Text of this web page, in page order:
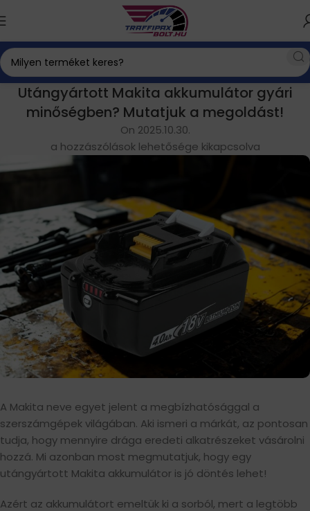
Utángyártott Makita akkumulátor gyári
minőségben? Mutatjuk a megoldást!
On 2025.10.30.
a hozzászólások lehetősége kikapcsolva
A Makita neve egyet jelent a megbízhatósággal a
szerszámgépek világában. Aki ismeri a márkát, az pontosan
tudja, hogy mennyire drága eredeti alkatrészeket vásárolni
hozzá. Mi azonban most megmutatjuk, hogy egy
utángyártott Makita akkumulátor is jó döntés lehet!
Azért az akkumulátort emeltük ki a sorból, mert a legtöbb